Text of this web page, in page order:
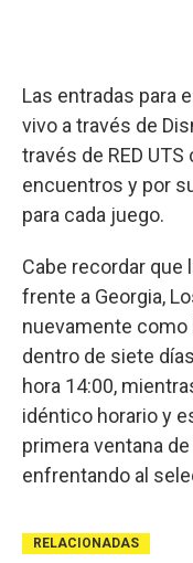
Las entradas para
vivo a través de
través de RED
encuentros y por
para cada juego.
Cabe recordar que
frente a Georgia,
nuevamente como
dentro de siete
hora 14:00,
idéntico horario y
primera ventana
enfrentando al
RELACIONADAS